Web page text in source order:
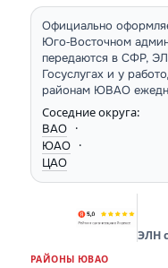
Официально
Юго‑Восточном
передаются в СФР,
Госуслугах и у
районам ЮВАО
Соседние округа:
ВАО ·
ЮАО ·
ЦАО
ЭЛН
РАЙОНЫ ЮВАО